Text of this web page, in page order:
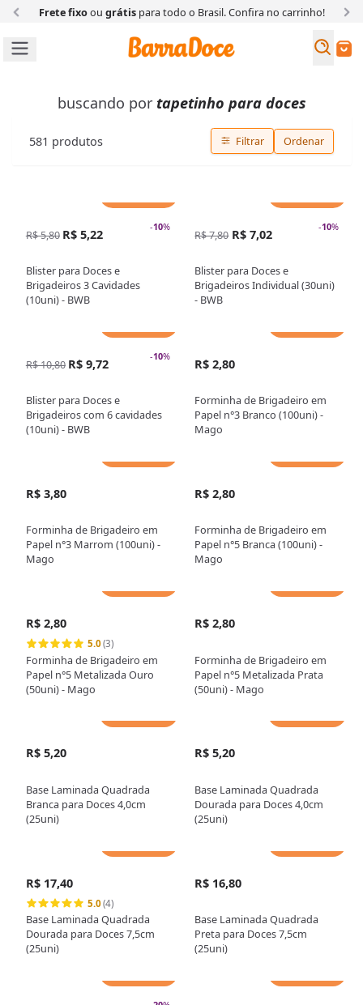
Frete fixoou grátispara todo o Brasil. Confira no carrinho!
Buscar
buscando por tapetinho para doces
581 produtos Filtrar Ordenar
-10%
R$ 5,80 R$ 5,22
Blister para Doces e
Brigadeiros 3 Cavidades
(10uni) - BWB
-10%
R$ 7,80 R$ 7,02
Blister para Doces e
Brigadeiros Individual (30uni)
- BWB
-10%
R$ 10,80 R$ 9,72
Blister para Doces e
Brigadeiros com 6 cavidades
(10uni) - BWB
R$ 2,80
Forminha de Brigadeiro em
Papel n°3 Branco (100uni) -
Mago
R$ 3,80
Forminha de Brigadeiro em
Papel n°3 Marrom (100uni) -
Mago
R$ 2,80
Forminha de Brigadeiro em
Papel n°5 Branca (100uni) -
Mago
R$ 2,80
5.0(3)
Forminha de Brigadeiro em
Papel n°5 Metalizada Ouro
(50uni) - Mago
R$ 2,80
Forminha de Brigadeiro em
Papel n°5 Metalizada Prata
(50uni) - Mago
R$ 5,20
Base Laminada Quadrada
Branca para Doces 4,0cm
(25uni)
R$ 5,20
Base Laminada Quadrada
Dourada para Doces 4,0cm
(25uni)
R$ 17,40
5.0(4)
Base Laminada Quadrada
Dourada para Doces 7,5cm
(25uni)
R$ 16,80
Base Laminada Quadrada
Preta para Doces 7,5cm
(25uni)